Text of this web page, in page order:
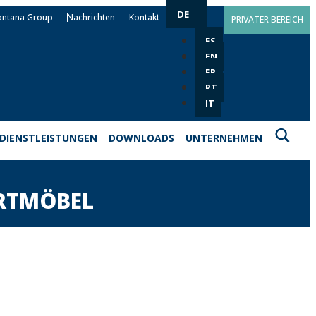
Group Nachrichten Kontakt DE
ES
EN
FR
PT
IT
PRIVATER BEREICH
DIENSTLEISTUNGEN DOWNLOADS UNTERNEHMEN